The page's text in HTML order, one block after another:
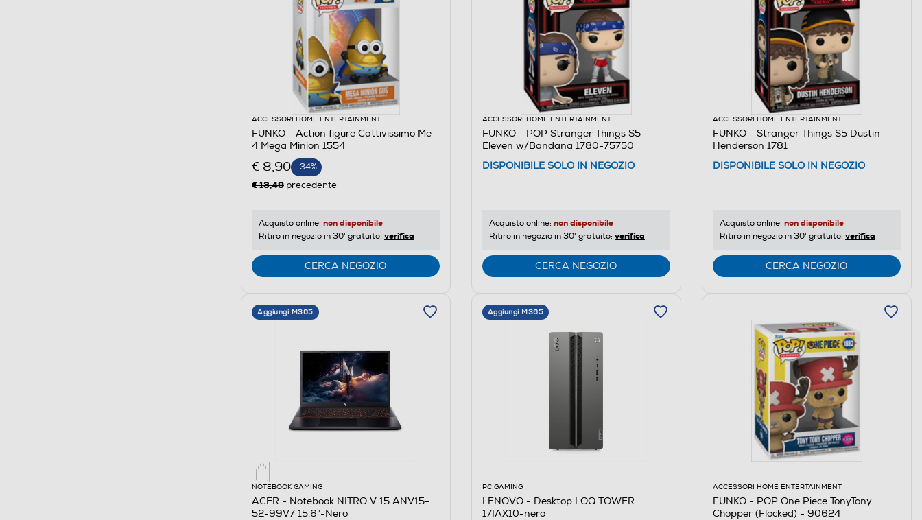
ACCESSORI HOME ENTERTAINMENT
FUNKO - Action figure Cattivissimo Me
4 Mega Minion 1554
€ 8,90 -34%
€ 13,49 precedente
Acquisto online: non disponibile
Ritiro in negozio in 30' gratuito: verifica
CERCA NEGOZIO
ACCESSORI HOME ENTERTAINMENT
FUNKO - POP Stranger Things S5
Eleven w/Bandana 1780-75750
DISPONIBILE SOLO IN NEGOZIO
Acquisto online: non disponibile
Ritiro in negozio in 30' gratuito: verifica
CERCA NEGOZIO
ACCESSORI HOME ENTERTAINMENT
FUNKO - Stranger Things S5 Dustin
Henderson 1781
DISPONIBILE SOLO IN NEGOZIO
Acquisto online: non disponibile
Ritiro in negozio in 30' gratuito: verifica
CERCA NEGOZIO
Aggiungi M365
NOTEBOOK GAMING
ACER - Notebook NITRO V 15 ANV15-
52-99V7 15.6"-Nero
Aggiungi M365
PC GAMING
LENOVO - Desktop LOQ TOWER
17IAX10-nero
ACCESSORI HOME ENTERTAINMENT
FUNKO - POP One Piece TonyTony
Chopper (Flocked) - 90624